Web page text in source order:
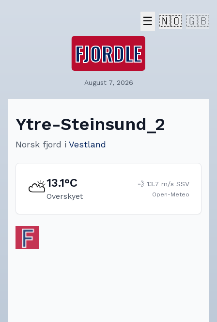
☰ 🇳🇴 🇬🇧
FJORDLE
August 7, 2026
Ytre-Steinsund_2
Norsk fjord i Vestland
⛅13.1°C
Overskyet
💨 13.7 m/s SSV
Open-Meteo